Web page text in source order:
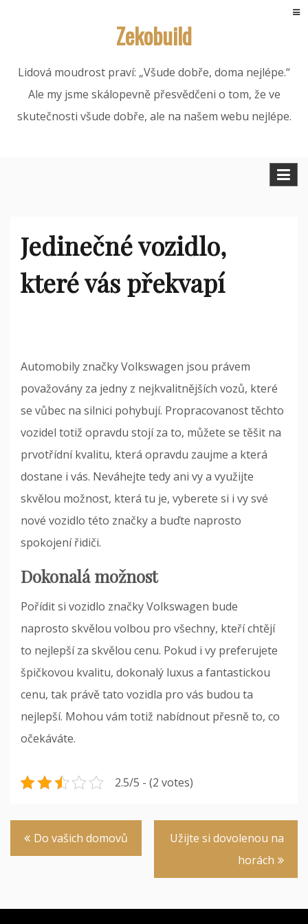
Zekobuild
Lidová moudrost praví: „Všude dobře, doma nejlépe.“
Ale my jsme skálopevně přesvědčeni o tom, že ve
skutečnosti všude dobře, ale na našem webu nejlépe.
Jedinečné vozidlo,
které vás překvapí
Automobily značkyVolkswagen jsou právem
považovány za jedny z nejkvalitnějších vozů, které
se vůbec na silnici pohybují. Propracovanost těchto
vozidel totiž opravdu stojí za to, můžete se těšit na
prvotřídní kvalitu, která opravdu zaujme a která
dostane i vás. Neváhejte tedy ani vy a využijte
skvělou možnost, která tu je, vyberete si i vy své
nové vozidlo této značky a buďte naprosto
spokojení řidiči.
Dokonalá možnost
Pořídit si vozidlo značky Volkswagen bude
naprosto skvělou volbou pro všechny, kteří chtějí
to nejlepší za skvělou cenu. Pokud i vy preferujete
špičkovou kvalitu, dokonalý luxus a fantastickou
cenu, tak právě tato vozidla pro vás budou ta
nejlepší. Mohou vám totiž nabídnout přesně to, co
očekáváte.
2.5/5 - (2 votes)
Navigace
pro
Do vašich domovů
Užijte si dovolenou na
horách